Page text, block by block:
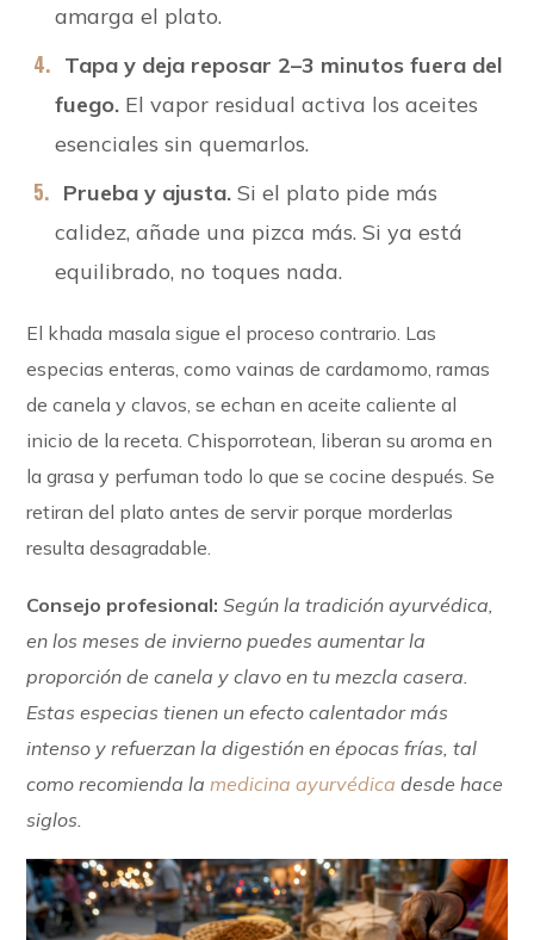
amarga el plato.
Tapa y deja reposar 2–3 minutos fuera del
fuego.El vapor residual activa los aceites
esenciales sin quemarlos.
Prueba y ajusta.Si el plato pide más
calidez, añade una pizca más. Si ya está
equilibrado, no toques nada.
El khada masala sigue el proceso contrario. Las
especias enteras, como vainas de cardamomo, ramas
de canela y clavos, se echan en aceite caliente al
inicio de la receta. Chisporrotean, liberan su aroma en
la grasa y perfuman todo lo que se cocine después. Se
retiran del plato antes de servir porque morderlas
resulta desagradable.
Consejo profesional: Según la tradición ayurvédica,
en los meses de invierno puedes aumentar la
proporción de canela y clavo en tu mezcla casera.
Estas especias tienen un efecto calentador más
intenso y refuerzan la digestión en épocas frías, tal
como recomienda la medicina ayurvédica desde hace
siglos.